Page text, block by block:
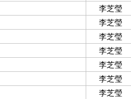
李芝瑩
李芝瑩
李芝瑩
李芝瑩
李芝瑩
李芝瑩
李芝瑩